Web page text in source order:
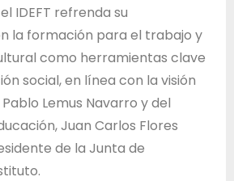
IDEFT refrenda su
la formación para el trabajo y
como herramientas clave
social, en línea con la visión
Lemus Navarro y del
Juan Carlos Flores
de la Junta de